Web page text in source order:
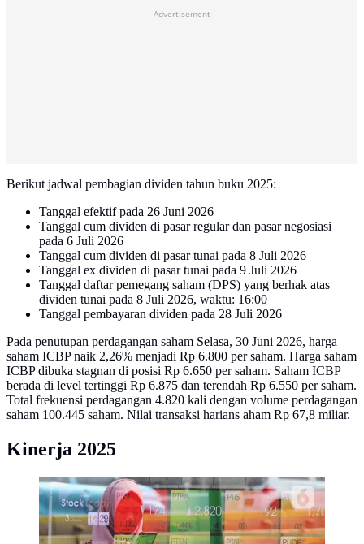
Advertisement
Berikut jadwal pembagian dividen tahun buku 2025:
Tanggal efektif pada 26 Juni 2026
Tanggal cum dividen di pasar regular dan pasar negosiasi
pada 6 Juli 2026
Tanggal cum dividen di pasar tunai pada 8 Juli 2026
Tanggal ex dividen di pasar tunai pada 9 Juli 2026
Tanggal daftar pemegang saham (DPS) yang berhak atas
dividen tunai pada 8 Juli 2026, waktu: 16:00
Tanggal pembayaran dividen pada 28 Juli 2026
Pada penutupan perdagangan saham Selasa, 30 Juni 2026, harga
saham ICBP naik 2,26% menjadi Rp 6.800 per saham. Harga saham
ICBP dibuka stagnan di posisi Rp 6.650 per saham. Saham ICBP
berada di level tertinggi Rp 6.875 dan terendah Rp 6.550 per saham.
Total frekuensi perdagangan 4.820 kali dengan volume perdagangan
saham 100.445 saham. Nilai transaksi harians aham Rp 67,8 miliar.
Kinerja 2025
Pejalan kaki melintas dekat layar pergerakan Indeks
Harga Saham Gabungan (IHSG) di kawasan Jakarta.
(Liputan6.com/Angga Yuniar)